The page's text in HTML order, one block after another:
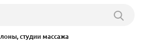
студии массажа